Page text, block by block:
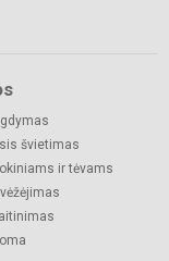
švietimas
ir tėvams